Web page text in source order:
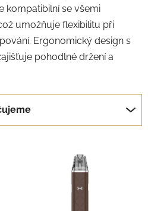
kompatibilní se všemi
umožňuje flexibilitu při
Ergonomický design s
pohodlné držení a